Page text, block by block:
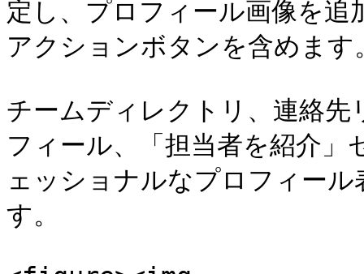
定し、プロフィール画像を
アクションボタンを含めます
チームディレクトリ、連絡
フィール、「担当者を紹介
ェッショナルなプロフィー
す。